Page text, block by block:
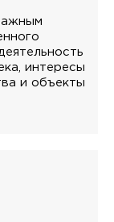
интересы
и объекты